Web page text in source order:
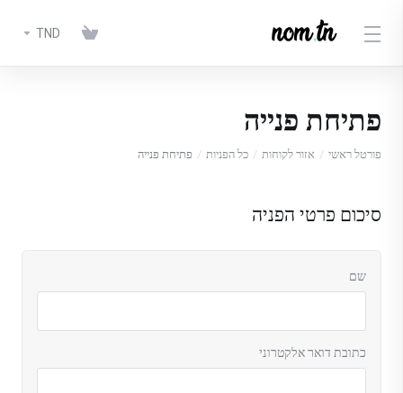
TND
פתיחת פנייה
פורטל ראשי אזור לקוחות כל הפניות פתיחת פנייה
סיכום פרטי הפניה
שם
כתובת דואר אלקטרוני